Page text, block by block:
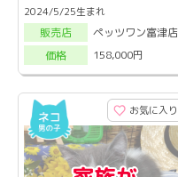
2024/5/25生まれ
販売店
ペッツワン富津店
価格
158,000円
お気に入り